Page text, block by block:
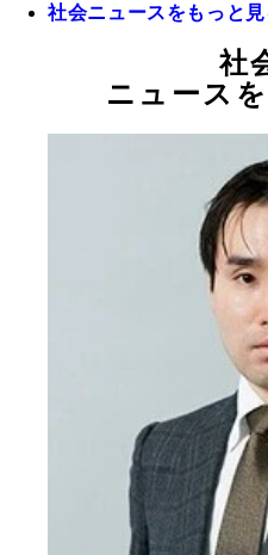
社会ニュースをもっと見
社
ニュース